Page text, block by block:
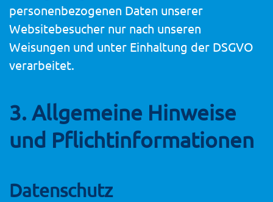
personenbezogenen Daten unserer
Websitebesucher nur nach unseren
Weisungen und unter Einhaltung der DSGVO
verarbeitet.
3. Allgemeine Hinweise
und Pflicht­informationen
Datenschutz